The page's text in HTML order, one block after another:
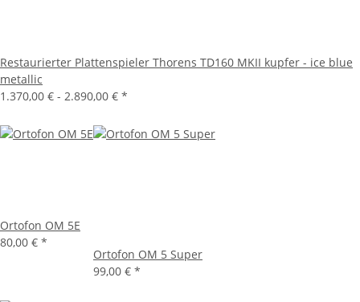
Restaurierter Plattenspieler Thorens TD160 MKII kupfer - ice blue
metallic
1.370,00 € - 2.890,00 € *
Ortofon OM 5E
80,00 € *
Ortofon OM 5 Super
99,00 € *